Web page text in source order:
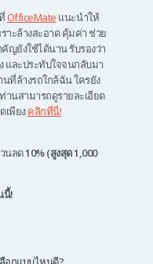
OfficeMate แนะนำให้
าะล้างสะอาด คุ้มค่า ช่วย
ญยังใช้ได้นาน รับรองว่า
และประทับใจจนกลับมา
ที่ล้างรถใกล้ฉัน ใครยัง
นสามารถดูรายละเอียด
เพียงคลิกที่นี่!
นลด10% (สูงสุด 1,000
นี้!